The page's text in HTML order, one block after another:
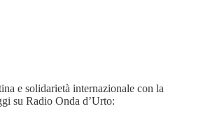
e solidarietà internazionale con la
su Radio Onda d’Urto: